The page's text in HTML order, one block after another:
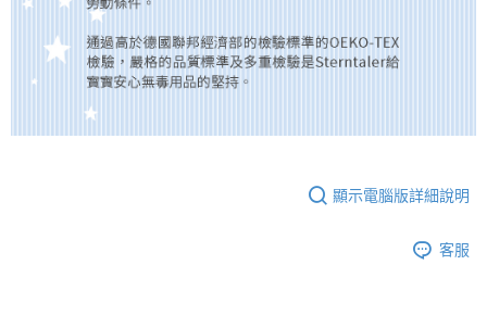
顯示電腦版詳細說明
客服